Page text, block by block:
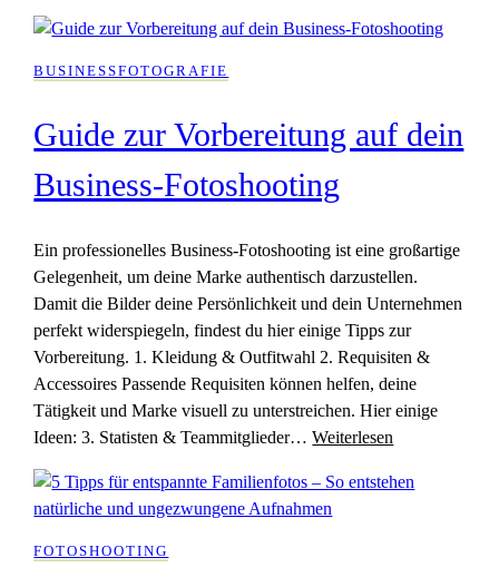
BUSINESSFOTOGRAFIE
Guide zur Vorbereitung auf dein
Business-Fotoshooting
Ein professionelles Business-Fotoshooting ist eine großartige
Gelegenheit, um deine Marke authentisch darzustellen.
Damit die Bilder deine Persönlichkeit und dein Unternehmen
perfekt widerspiegeln, findest du hier einige Tipps zur
Vorbereitung. 1. Kleidung & Outfitwahl 2. Requisiten &
Accessoires Passende Requisiten können helfen, deine
Tätigkeit und Marke visuell zu unterstreichen. Hier einige
Ideen: 3. Statisten & Teammitglieder…Weiterlesen
FOTOSHOOTING